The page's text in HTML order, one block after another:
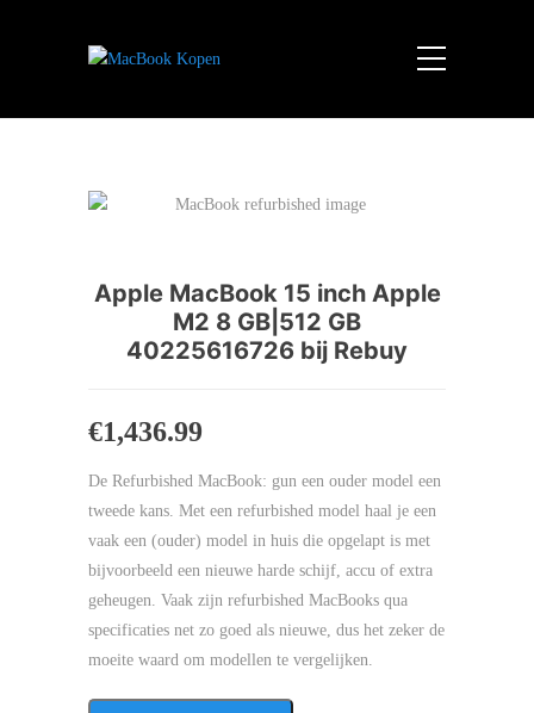
Apple MacBook 15 inch Apple
M2 8 GB|512 GB
40225616726 bij Rebuy
€1,436.99
De Refurbished MacBook: gun een ouder model een
tweede kans. Met een refurbished model haal je een
vaak een (ouder) model in huis die opgelapt is met
bijvoorbeeld een nieuwe harde schijf, accu of extra
geheugen. Vaak zijn refurbished MacBooks qua
specificaties net zo goed als nieuwe, dus het zeker de
moeite waard om modellen te vergelijken.